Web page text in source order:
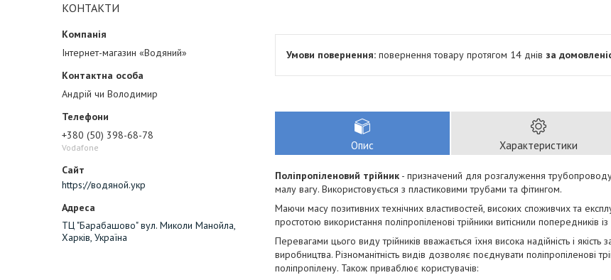
КОНТАКТИ
Інтернет-магазин «Водяний»
Андрій чи Володимир
+380 (50) 398-68-78
Vodafone
https://водяной.укр
ТЦ "Барабашово" вул. Миколи Манойла,
Харків, Україна
повернення товару протягом 14 днів за
Опис Характеристики
Поліпропіленовий трійник - призначений для розгалуження
малу вагу. Використовується з пластиковими трубами та фітингом.
Маючи масу позитивних технічних властивостей, високих споживчих та
простотою використання поліпропіленові трійники витіснили попередників
Перевагами цього виду трійників вважається їхня висока надійність і якість
виробництва. Різноманітність видів дозволяє поєднувати поліпропіленові
поліпропілену. Також приваблює користувачів: